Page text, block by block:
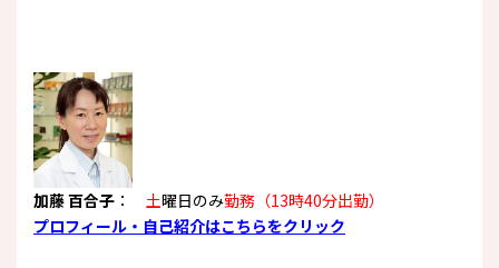
加藤 百合子 ： 土曜日のみ勤務（13時40分出勤）
プロフィール・自己紹介はこちらをクリック